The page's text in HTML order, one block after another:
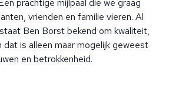
prachtige mijlpaal die we graag
vrienden en familie vieren. Al
staat Ben Borst bekend om kwaliteit,
dat is alleen maar mogelijk geweest
en betrokkenheid.